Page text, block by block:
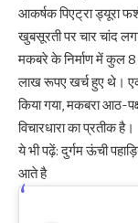
आकर्षक पिएट्रा ड्यूरा
खुबसूरती पर चार चांद
मकबरे के निर्माण में कुल 8
लाख रूपए खर्च हुए थे। एक
किया गया, मकबरा आठ-
विचारधारा का प्रतीक है।
ये भी पढ़ें:दुर्गम ऊंची
आते है